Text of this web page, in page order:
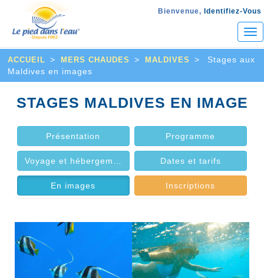
Bienvenue, Identifiez-Vous
ACCUEIL > MERS CHAUDES > MALDIVES >
Stages aux
Maldives en images
STAGES MALDIVES EN IMAGE
Présentation Programme
Voyage et hébergement Dates et tarifs
En images Inscriptions